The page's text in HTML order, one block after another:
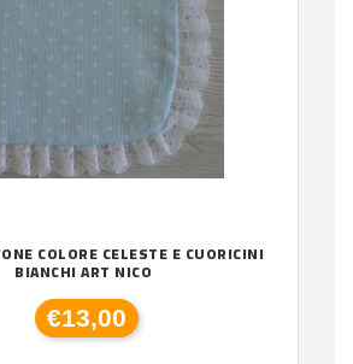
COLORE CELESTE E CUORICINI
BIANCHI ART NICO
€13,00